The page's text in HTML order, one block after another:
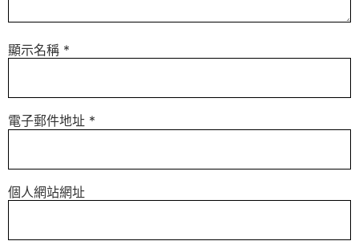
顯示名稱 *
電子郵件地址 *
個人網站網址